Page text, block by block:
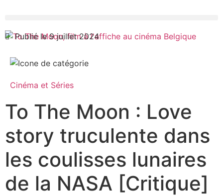
Cinéma et Séries
To The Moon : Love
story truculente dans
les coulisses lunaires
de la NASA [Critique]
Publié le 9 juillet 2024